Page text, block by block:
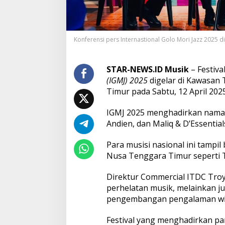
k
s
e
i
g
e
l
r
d
T
T
e
n
a
K
Konferensi pers Internastional Golo Mori Jazz 2025
STAR-NEWS.ID Musik–
(IGMJ) 2025digelar di Kawasan
Timur pada Sabtu, 12 April
IGMJ 2025 menghadirkan
Andien, dan Maliq &
Para musisi nasional ini
Nusa Tenggara Timur seperti
Direktur Commercial ITDC
perhelatan musik, melainkan
pengembangan pengalaman
Festival yang menghadirkan